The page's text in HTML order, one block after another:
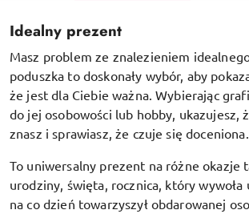
Idealny prezent
Masz problem ze znalezieniem
poduszka to doskonały wybór, aby
że jest dla Ciebie ważna. Wybierając
do jej osobowości lub hobby, ukazujesz,
znasz i sprawiasz, że czuje się doceniona.
To uniwersalny prezent na różne okazje
urodziny, święta, rocznica, który wywoła
na co dzień towarzyszył obdarowanej